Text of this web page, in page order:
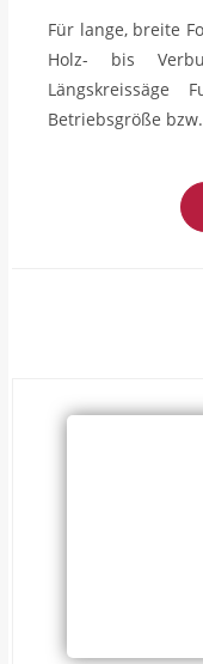
Für lange, breite
Holz- bis
Betriebsgröße